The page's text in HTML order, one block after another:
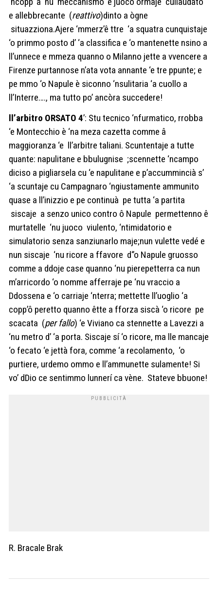
e allebbrecante (reattivo)dinto a ògne
situazziona.Ajere ‘mmerz’ê ttre ‘a squatra cunquistaje
‘o primmo posto d’ ‘a classifica e ‘o mantenette nsino a
ll’unnece e mmeza quanno o Milanno jette a vvencere a
Firenze purtannose n’ata vota annante ‘e tre ppunte; e
pe mmo ‘o Napule è siconno ‘nsulitaria ‘a cuollo a
ll’Interre…., ma tutto po’ ancòra succedere!
ll’arbitro ORSATO 4’: Stu tecnico ‘nfurmatico, rrobba
‘e Montecchio è ‘na meza cazetta comme â
maggioranza ‘e ll’arbitre taliani. Scuntentaje a tutte
quante: napulitane e bbulugnise ;scennette ‘ncampo
diciso a pigliarsela cu ‘e napulitane e p’accummincià s’
‘a scuntaje cu Campagnaro ‘ngiustamente ammunito
quase a ll’inizzio e pe continuà pe tutta ‘a partita
siscaje a senzo unico contro ô Napule permettenno ê
murtatelle ‘nu juoco viulento, ‘ntimidatorio e
simulatorio senza sanziunarlo maje;nun vulette vedé e
nun siscaje ‘nu ricore a ffavore d‘’o Napule gruosso
comme a ddoje case quanno ‘nu pierepetterra ca nun
m’arricordo ‘o nomme afferraje pe ‘nu vraccio a
Ddossena e ‘o carriaje ‘nterra; mettette ll’uoglio ‘a
copp’ô peretto quanno êtte a fforza siscà ‘o ricore pe
scacata (per fallo) ‘e Viviano ca stennette a Lavezzi a
‘nu metro d’ ‘a porta. Siscaje sí ‘o ricore, ma lle mancaje
‘o fecato ‘e jettà fora, comme ‘a recolamento, ‘o
purtiere, urdemo ommo e ll’ammunette sulamente! Si
vo’ dDio ce sentimmo lunnerí ca vène. Stateve bbuone!
R. Bracale Brak